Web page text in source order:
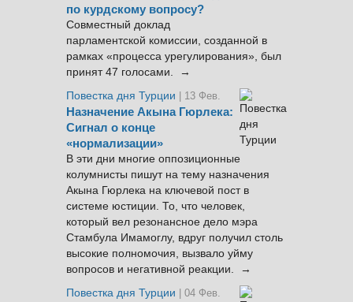
по курдскому вопросу?
Совместный доклад
парламентской комиссии, созданной в
рамках «процесса урегулирования», был
принят 47 голосами. →
Повестка дня Турции
| 13 Фев.
Назначение Акына Гюрлека:
Сигнал о конце
«нормализации»
В эти дни многие оппозиционные
колумнисты пишут на тему назначения
Акына Гюрлека на ключевой пост в
системе юстиции. То, что человек,
который вел резонансное дело мэра
Стамбула Имамоглу, вдруг получил столь
высокие полномочия, вызвало уйму
вопросов и негативной реакции. →
Повестка дня Турции
| 04 Фев.